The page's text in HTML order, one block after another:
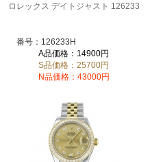
ロレックス デイトジャスト 126233
番号：126233H
A品価格：14900円
S品価格：25700円
N品価格：43000円